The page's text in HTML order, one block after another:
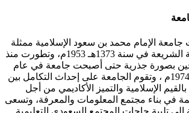
الإمام محمد بن سعود الإسلامية ممثلة
في كلية الشريعة في سنة 1373هـ 1953م، وتطورت منذ
بصورة جذرية حتى أصبحت جامعة في عام
1394 - 1974م ، وتقوم الجامعة على إحداث التكامل بين
بالقيم الإسلامية والتميز الأكاديمي من أجل
في بناء مجتمع المعلومات والمعرفة، وتسعى
إلى تلبية حاجات المجتمع السعودي التعليمية